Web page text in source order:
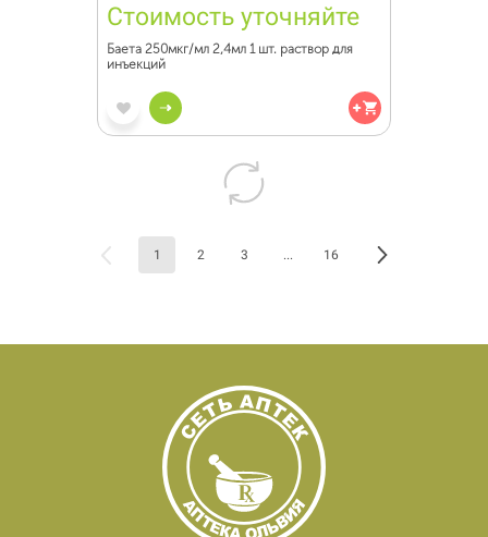
Стоимость уточняйте
Баета 250мкг/мл 2,4мл 1 шт. раствор для
инъекций
1 2 3 ... 16